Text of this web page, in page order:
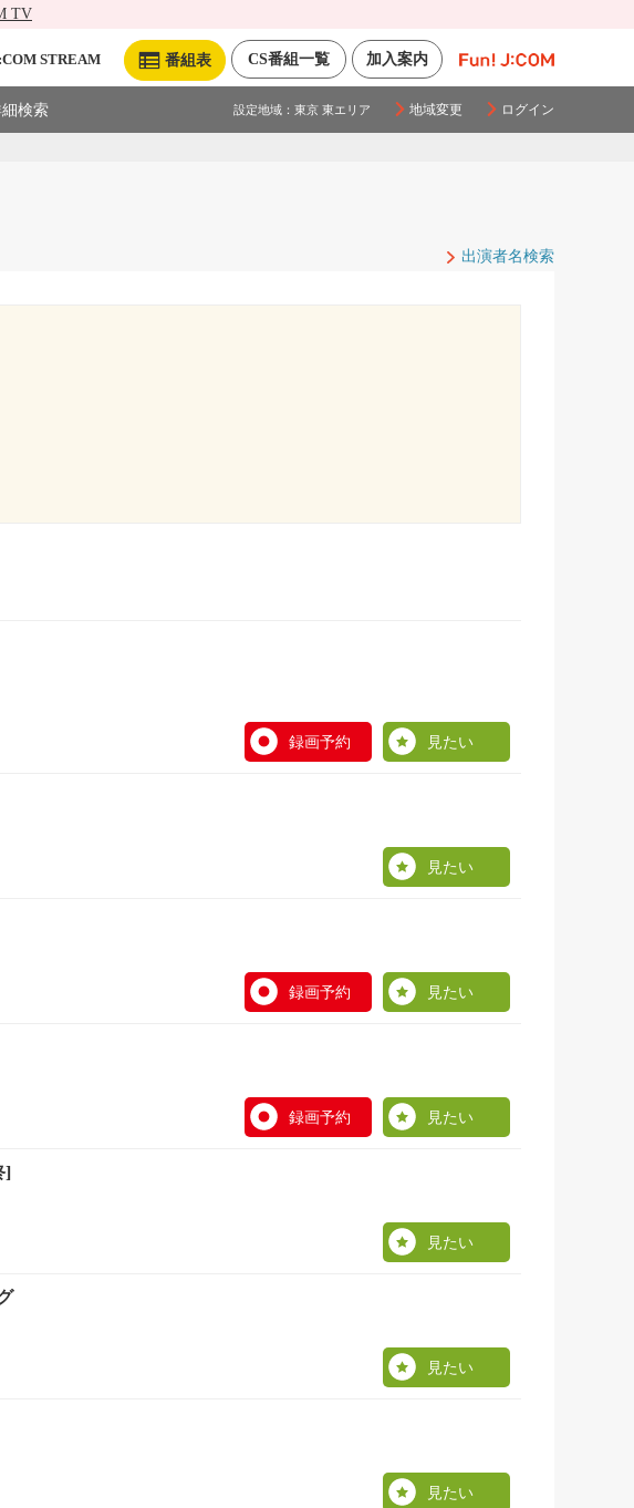
TV
加入案内
CS番組一覧
番組表
STREAM
検索 設定地域： 東京 東エリア 地域変更 ログイン
出演者名検索
録画予約 見たい
見たい
録画予約 見たい
録画予約 見たい
]
見たい
見たい
見たい